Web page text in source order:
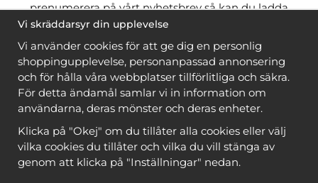
prenumerera på vårt nyhetsbrev så kan du ladda
ner många mönstergratisoch få många
när du handlar garn till mönstret. Du ser vilka som
är
gratis när du är inloggad
Bli medlem
Vi skräddarsyr din upplevelse
Vi använder cookies för att ge dig en personlig
shoppingupplevelse, personanpassad annonsering
och för hålla våra webbplatser tillförlitliga och säkra.
För detta ändamål samlar vi in information om
användarna, deras mönster och deras enheter.
Klicka på "Okej" om du tillåter alla cookies eller välj
vilka cookies du tillåter och vilka du vill stänga av
genom att klicka på "Inställningar" nedan.